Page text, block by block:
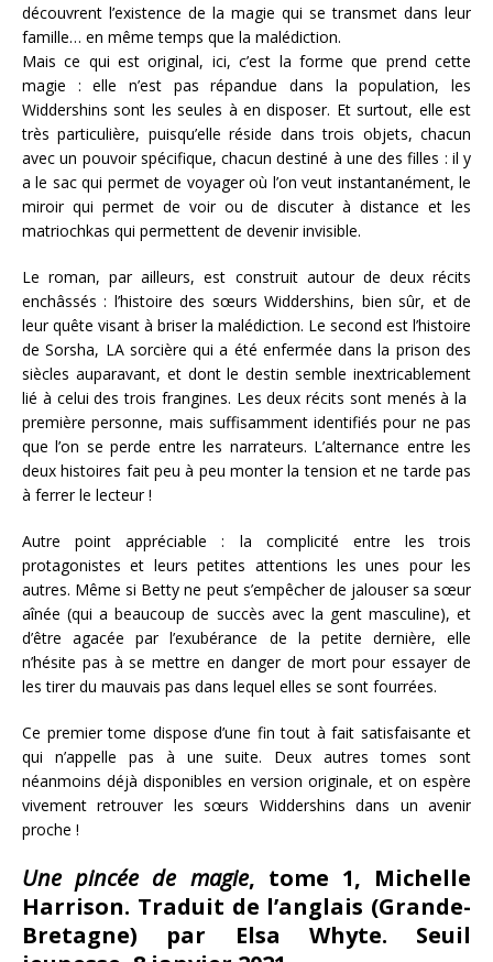
découvrent l’existence de la magie qui se transmet dans leur
famille… en même temps que la malédiction.
Mais ce qui est original, ici, c’est la forme que prend cette
magie : elle n’est pas répandue dans la population, les
Widdershins sont les seules à en disposer. Et surtout, elle est
très particulière, puisqu’elle réside dans trois objets, chacun
avec un pouvoir spécifique, chacun destiné à une des filles : il y
a le sac qui permet de voyager où l’on veut instantanément, le
miroir qui permet de voir ou de discuter à distance et les
matriochkas qui permettent de devenir invisible.
Le roman, par ailleurs, est construit autour de deux récits
enchâssés : l’histoire des sœurs Widdershins, bien sûr, et de
leur quête visant à briser la malédiction. Le second est l’histoire
de Sorsha, LA sorcière qui a été enfermée dans la prison des
siècles auparavant, et dont le destin semble inextricablement
lié à celui des trois frangines. Les deux récits sont menés à la
première personne, mais suffisamment identifiés pour ne pas
que l’on se perde entre les narrateurs. L’alternance entre les
deux histoires fait peu à peu monter la tension et ne tarde pas
à ferrer le lecteur !
Autre point appréciable : la complicité entre les trois
protagonistes et leurs petites attentions les unes pour les
autres. Même si Betty ne peut s’empêcher de jalouser sa sœur
aînée (qui a beaucoup de succès avec la gent masculine), et
d’être agacée par l’exubérance de la petite dernière, elle
n’hésite pas à se mettre en danger de mort pour essayer de
les tirer du mauvais pas dans lequel elles se sont fourrées.
Ce premier tome dispose d’une fin tout à fait satisfaisante et
qui n’appelle pas à une suite. Deux autres tomes sont
néanmoins déjà disponibles en version originale, et on espère
vivement retrouver les sœurs Widdershins dans un avenir
proche !
Une pincée de magie, tome 1, Michelle
Harrison. Traduit de l’anglais (Grande-
Bretagne) par Elsa Whyte. Seuil